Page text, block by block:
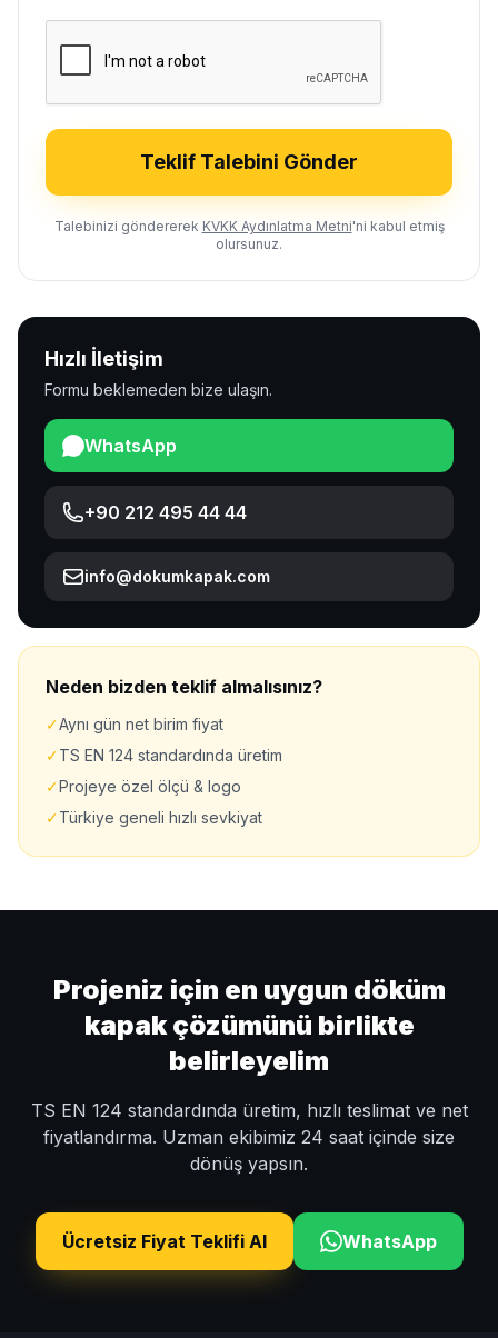
Teklif Talebini Gönder
Talebinizi göndererek KVKK Aydınlatma Metni'ni kabul etmiş
olursunuz.
Hızlı İletişim
Formu beklemeden bize ulaşın.
WhatsApp
+90 212 495 44 44
info@dokumkapak.com
Neden bizden teklif almalısınız?
✓Aynı gün net birim fiyat
✓TS EN 124 standardında üretim
✓Projeye özel ölçü & logo
✓Türkiye geneli hızlı sevkiyat
Projeniz için en uygun döküm
kapak çözümünü birlikte
belirleyelim
TS EN 124 standardında üretim, hızlı teslimat ve net
fiyatlandırma. Uzman ekibimiz 24 saat içinde size
dönüş yapsın.
Ücretsiz Fiyat Teklifi Al WhatsApp